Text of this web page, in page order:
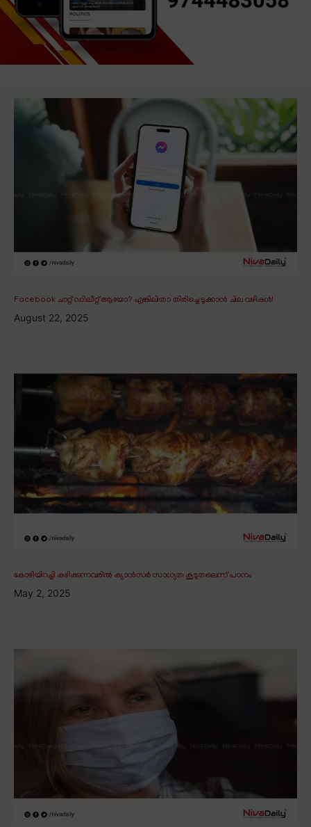
Facebook ചാറ്റ് ഡിലീറ്റ് ആയോ? എങ്കിലിതാ തിരിച്ചെടുക്കാൻ ചില വഴികൾ!
August 22, 2025
കോഴിയിറച്ചി കഴിക്കുന്നവരിൽ ക്യാൻസർ സാധ്യത കൂടുതലെന്ന് പഠനം
May 2, 2025